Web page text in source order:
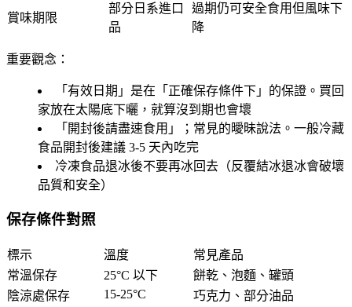
賞味期限
部分日系進口
品
過期仍可安全食用但風味下
降
重要觀念：
「有效日期」是在「正確保存條件下」的保證。買回
家放在太陽底下曬，就算沒到期也會壞
「開封後請盡速食用」；常見的曖昧說法。一般冷藏
食品開封後建議 3-5 天內吃完
冷凍食品退冰後不要再冰回去（反覆結冰退冰會破壞
品質和安全）
保存條件對照
標示 溫度
常見產品
常溫保存
25°C 以下
餅乾、泡麵、罐頭
陰涼處保存
15-25°C
巧克力、部分油品